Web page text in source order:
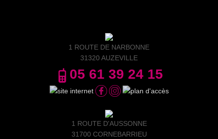
1 ROUTE DE NARBONNE
31320 AUZEVILLE
05 61 39 24 15
1 ROUTE D'AUSSONNE
31700 CORNEBARRIEU